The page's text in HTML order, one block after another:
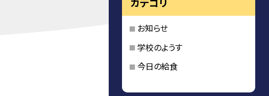
お知らせ
学校のようす
今日の給食